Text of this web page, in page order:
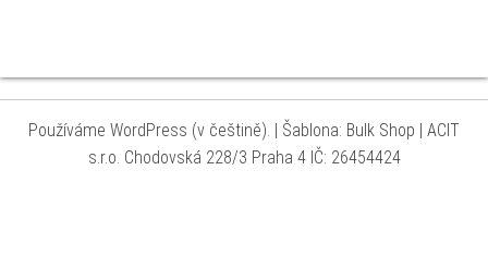
Používáme WordPress (v češtině). Šablona: Bulk Shop
| ACIT
s.r.o. Chodovská 228/3 Praha 4 IČ: 26454424